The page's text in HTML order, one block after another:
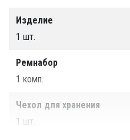
Изделие
1 шт.
Ремнабор
1 комп.
Чехол для хранения
1 шт.